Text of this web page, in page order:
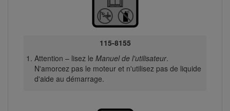
115-8155
Attention – lisez le Manuel de l'utilisateur.
N'amorcez pas le moteur et n'utilisez pas de liquide
d'aide au démarrage.